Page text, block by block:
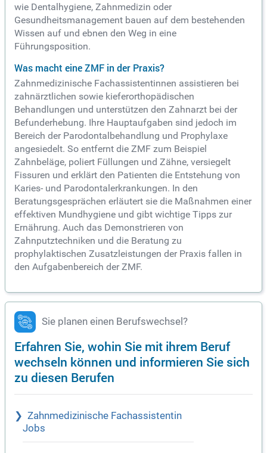
wie Dentalhygiene, Zahnmedizin oder
Gesundheitsmanagement bauen auf dem bestehenden
Wissen auf und ebnen den Weg in eine
Führungsposition.
Was macht eine ZMF in der Praxis?
Zahnmedizinische Fachassistentinnen assistieren bei
zahnärztlichen sowie kieferorthopädischen
Behandlungen und unterstützen den Zahnarzt bei der
Befunderhebung. Ihre Hauptaufgaben sind jedoch im
Bereich der Parodontalbehandlung und Prophylaxe
angesiedelt. So entfernt die ZMF zum Beispiel
Zahnbeläge, poliert Füllungen und Zähne, versiegelt
Fissuren und erklärt den Patienten die Entstehung von
Karies- und Parodontalerkrankungen. In den
Beratungsgesprächen erläutert sie die Maßnahmen einer
effektiven Mundhygiene und gibt wichtige Tipps zur
Ernährung. Auch das Demonstrieren von
Zahnputztechniken und die Beratung zu
prophylaktischen Zusatzleistungen der Praxis fallen in
den Aufgabenbereich der ZMF.
Sie planen einen Berufswechsel?
Erfahren Sie, wohin Sie mit ihrem Beruf
wechseln können und informieren Sie sich
zu diesen Berufen
Zahnmedizinische Fachassistentin
Jobs